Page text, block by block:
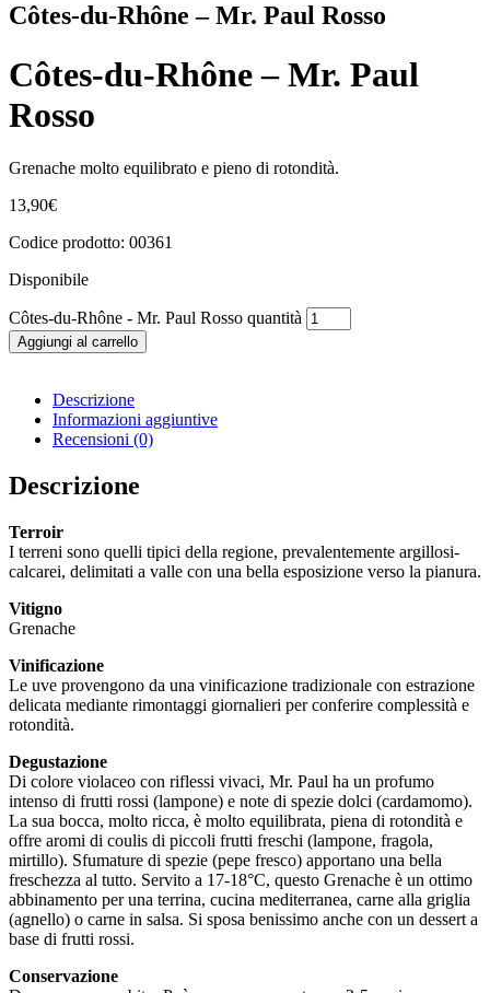
Côtes-du-Rhône – Mr. Paul Rosso
Côtes-du-Rhône – Mr. Paul
Rosso
Grenache molto equilibrato e pieno di rotondità.
13,90€
Codice prodotto: 00361
Disponibile
Côtes-du-Rhône - Mr. Paul Rosso quantità
Aggiungi al carrello
Descrizione
Informazioni aggiuntive
Recensioni (0)
Descrizione
Terroir
I terreni sono quelli tipici della regione, prevalentemente argillosi-
calcarei, delimitati a valle con una bella esposizione verso la pianura.
Vitigno
Grenache
Vinificazione
Le uve provengono da una vinificazione tradizionale con estrazione
delicata mediante rimontaggi giornalieri per conferire complessità e
rotondità.
Degustazione
Di colore violaceo con riflessi vivaci, Mr. Paul ha un profumo
intenso di frutti rossi (lampone) e note di spezie dolci (cardamomo).
La sua bocca, molto ricca, è molto equilibrata, piena di rotondità e
offre aromi di coulis di piccoli frutti freschi (lampone, fragola,
mirtillo). Sfumature di spezie (pepe fresco) apportano una bella
freschezza al tutto. Servito a 17-18°C, questo Grenache è un ottimo
abbinamento per una terrina, cucina mediterranea, carne alla griglia
(agnello) o carne in salsa. Si sposa benissimo anche con un dessert a
base di frutti rossi.
Conservazione